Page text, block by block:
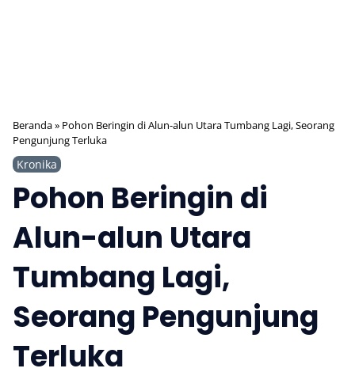
Beranda» Pohon Beringin di Alun-alun Utara Tumbang Lagi, Seorang
Pengunjung Terluka
Kronika
Pohon Beringin di
Alun-alun Utara
Tumbang Lagi,
Seorang Pengunjung
Terluka